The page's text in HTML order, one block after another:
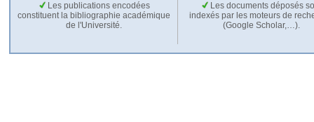
Les publications encodées
constituent la bibliographie académique
de l'Université.
Les documents déposés
indexés par les moteurs de
(Google Scholar,…).